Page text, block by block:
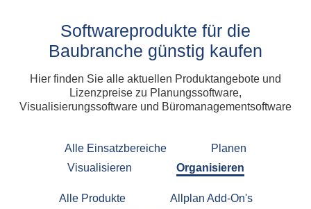
Softwareprodukte für die
Baubranche günstig kaufen
Hier finden Sie alle aktuellen Produktangebote und
Lizenzpreise zu Planungssoftware,
Visualisierungssoftware und Büromanagementsoftware
Alle Einsatzbereiche
Planen
Visualisieren
Organisieren
Alle Produkte
Allplan Add-On's